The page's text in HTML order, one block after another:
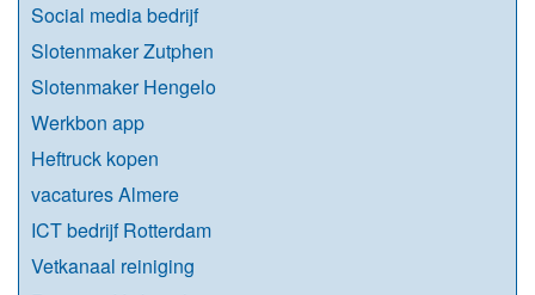
Social media bedrijf
Slotenmaker Zutphen
Slotenmaker Hengelo
Werkbon app
Heftruck kopen
vacatures Almere
ICT bedrijf Rotterdam
Vetkanaal reiniging